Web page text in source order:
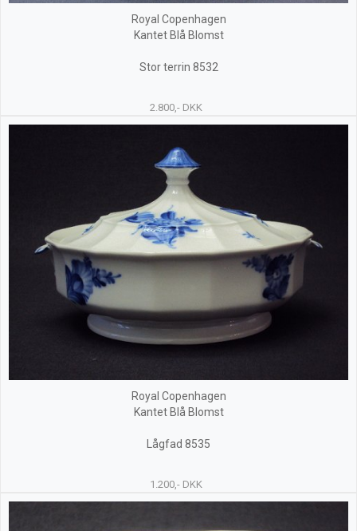
Royal Copenhagen
Kantet Blå Blomst
Stor terrin 8532
2.800,- DKK
Royal Copenhagen
Kantet Blå Blomst
Lågfad 8535
1.200,- DKK